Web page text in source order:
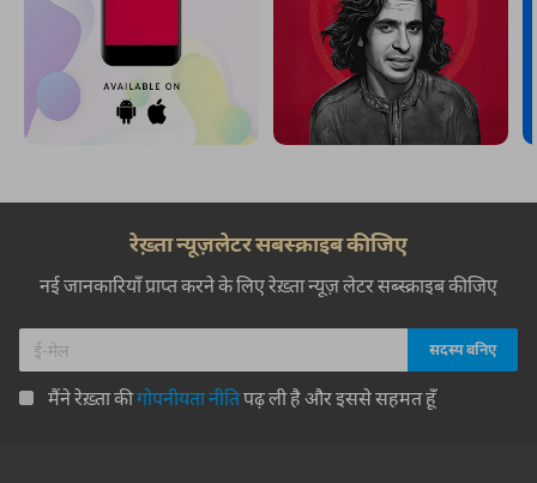
रेख़्ता न्यूज़लेटर सबस्क्राइब कीजिए
नई जानकारियाँ प्राप्त करने के लिए रेख़्ता न्यूज़ लेटर सब्स्क्राइब कीजिए
मैंने रेख़्ता कीगोपनीयता नीतिपढ़ ली है और इससे सहमत हूँ